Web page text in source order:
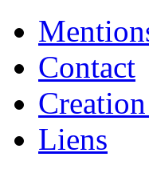
Contact
Liens